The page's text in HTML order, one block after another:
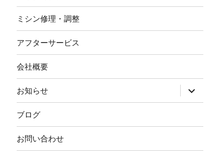
ミシン修理・調整
アフターサービス
会社概要
お知らせ
ブ
メ
ー
開
ブログ
お問い合わせ